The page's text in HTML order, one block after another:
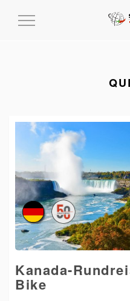
MENÜ
Kanada-
Bike